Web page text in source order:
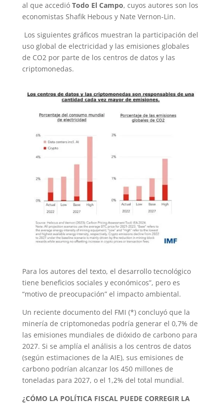
al que accedió Todo El Campo, cuyos autores son los
economistas Shafik Hebous y Nate Vernon-Lin.
Los siguientes gráficos muestran la participación del
uso global de electricidad y las emisiones globales
de CO2 por parte de los centros de datos y las
criptomonedas.
Para los autores del texto, el desarrollo tecnológico
tiene beneficios sociales y económicos”, pero es
“motivo de preocupación” el impacto ambiental.
Un reciente documento del FMI (*) concluyó que la
minería de criptomonedas podría generar el 0,7% de
las emisiones mundiales de dióxido de carbono para
2027. Si se amplía el análisis a los centros de datos
(según estimaciones de la AIE), sus emisiones de
carbono podrían alcanzar los 450 millones de
toneladas para 2027, o el 1,2% del total mundial.
¿CÓMO LA POLÍTICA FISCAL PUEDE CORREGIR LA